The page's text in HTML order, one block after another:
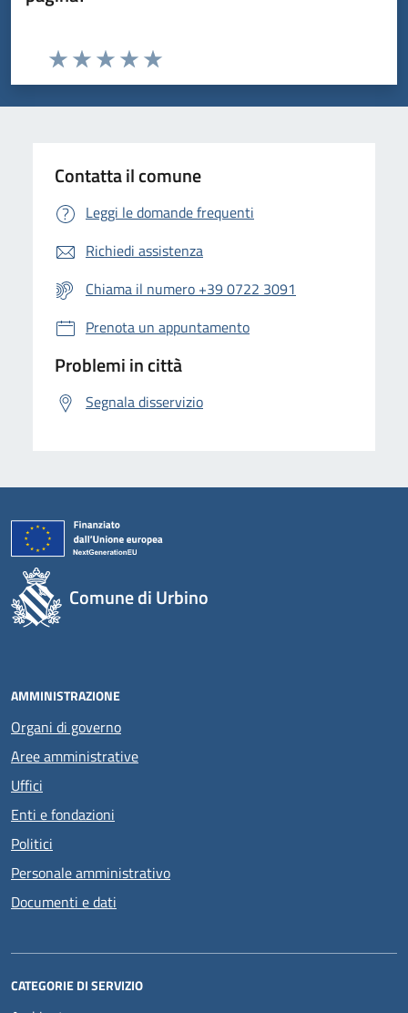
Valuta da 1 a 5 stelle la pagina
Valuta 5 stelle su 5
Valuta 4 stelle su 5
Valuta 3 stelle su 5
Valuta 2 stelle su 5
Valuta 1 stelle su 5
Contatta il comune
Leggi le domande frequenti
Richiedi assistenza
Chiama il numero +39 0722 3091
Prenota un appuntamento
Problemi in città
Segnala disservizio
Comune di Urbino
AMMINISTRAZIONE
Organi di governo
Aree amministrative
Uffici
Enti e fondazioni
Politici
Personale amministrativo
Documenti e dati
CATEGORIE DI SERVIZIO